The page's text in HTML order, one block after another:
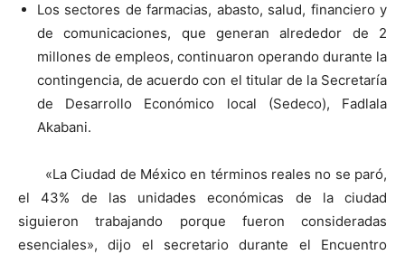
Los sectores de farmacias, abasto, salud, financiero y
de comunicaciones, que generan alrededor de 2
millones de empleos, continuaron operando durante la
contingencia, de acuerdo con el titular de la Secretaría
de Desarrollo Económico local (Sedeco), Fadlala
Akabani.
«La Ciudad de México en términos reales no se paró,
el 43% de las unidades económicas de la ciudad
siguieron trabajando porque fueron consideradas
esenciales», dijo el secretario durante el Encuentro